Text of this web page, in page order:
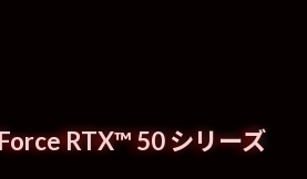
RTX™ 50 シリーズ